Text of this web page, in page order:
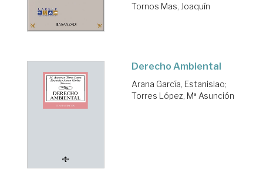
Tornos Mas, Joaquín
Derecho Ambiental
Arana García, Estanislao;
Torres López, Mª Asunción